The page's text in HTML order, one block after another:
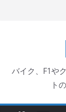
バイク、F1や
ト